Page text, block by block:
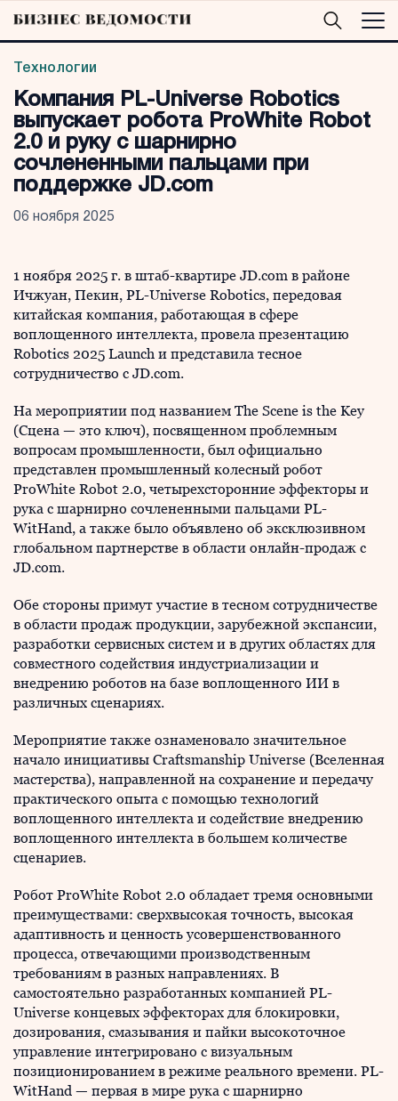
Технологии
Компания PL-Universe Robotics
выпускает робота ProWhite Robot
2.0 и руку с шарнирно
сочлененными пальцами при
поддержке JD.com
06 ноября 2025
1 ноября 2025 г. в штаб-квартире JD.com в районе
Ичжуан, Пекин, PL-Universe Robotics, передовая
китайская компания, работающая в сфере
воплощенного интеллекта, провела презентацию
Robotics 2025 Launch и представила тесное
сотрудничество с JD.com.
На мероприятии под названием The Scene is the Key
(Сцена — это ключ), посвященном проблемным
вопросам промышленности, был официально
представлен промышленный колесный робот
ProWhite Robot 2.0, четырехсторонние эффекторы и
рука с шарнирно сочлененными пальцами PL-
WitHand, а также было объявлено об эксклюзивном
глобальном партнерстве в области онлайн-продаж с
JD.com.
Обе стороны примут участие в тесном сотрудничестве
в области продаж продукции, зарубежной экспансии,
разработки сервисных систем и в других областях для
совместного содействия индустриализации и
внедрению роботов на базе воплощенного ИИ в
различных сценариях.
Мероприятие также ознаменовало значительное
начало инициативы Craftsmanship Universe (Вселенная
мастерства), направленной на сохранение и передачу
практического опыта с помощью технологий
воплощенного интеллекта и содействие внедрению
воплощенного интеллекта в большем количестве
сценариев.
Робот ProWhite Robot 2.0 обладает тремя основными
преимуществами: сверхвысокая точность, высокая
адаптивность и ценность усовершенствованного
процесса, отвечающими производственным
требованиям в разных направлениях. В
самостоятельно разработанных компанией PL-
Universe концевых эффекторах для блокировки,
дозирования, смазывания и пайки высокоточное
управление интегрировано с визуальным
позиционированием в режиме реального времени. PL-
WitHand — первая в мире рука с шарнирно